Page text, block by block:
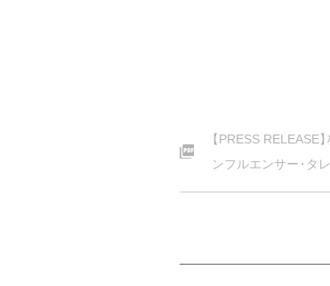
【PRESS RELEASE
ンフルエンサー・タ